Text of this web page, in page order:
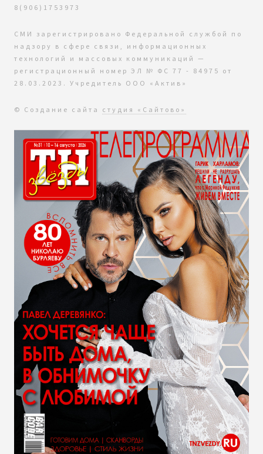
8(906)1753973
СМИ зарегистрировано Федеральной службой по
надзору в сфере связи, информационных
технологий и массовых коммуникаций —
регистрационный номер ЭЛ № ФС 77 - 84975 от
28.03.2023. Учредитель ООО «Актив»
© Создание сайта студия «Сайтово»